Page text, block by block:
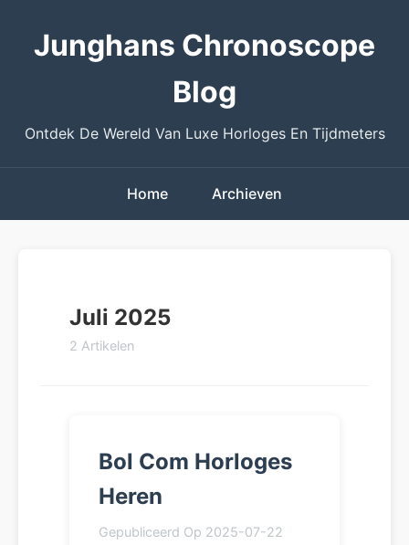
Junghans Chronoscope
Blog
Ontdek De Wereld Van Luxe Horloges En Tijdmeters
Home Archieven
Juli 2025
2 Artikelen
Bol Com Horloges
Heren
Gepubliceerd Op 2025-07-22